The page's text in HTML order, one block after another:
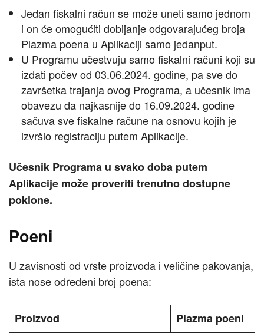
Jedan fiskalni račun se može uneti samo jednom
i on će omogućiti dobijanje odgovarajućeg broja
Plazma poena u Aplikaciji samo jedanput.
U Programu učestvuju samo fiskalni računi koji su
izdati počev od 03.06.2024. godine, pa sve do
završetka trajanja ovog Programa, a učesnik ima
obavezu da najkasnije do 16.09.2024. godine
sačuva sve fiskalne račune na osnovu kojih je
izvršio registraciju putem Aplikacije.
Učesnik Programa u svako doba putem
Aplikacije može proveriti trenutno dostupne
poklone.
Poeni
U zavisnosti od vrste proizvoda i veličine pakovanja,
ista nose određeni broj poena:
Proizvod Plazma poeni